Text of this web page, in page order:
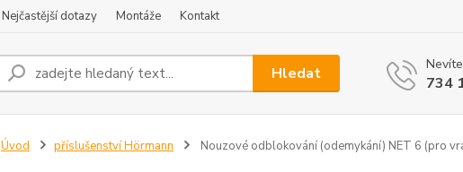
Nejčastější dotazy Montáže Kontakt
Hledat
734
Úvod příslušenství Hörmann Nouzové odblokování (odemykání) NET 6 (pro